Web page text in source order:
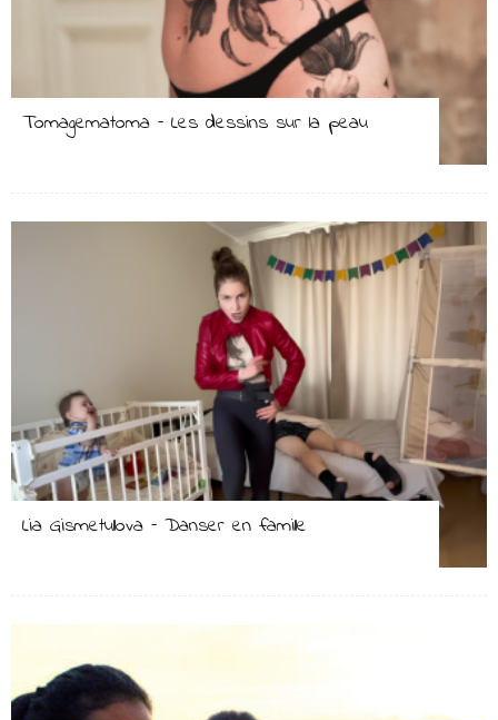
Tomagematoma – Les dessins sur la peau
Lia Gismetullova – Danser en famille